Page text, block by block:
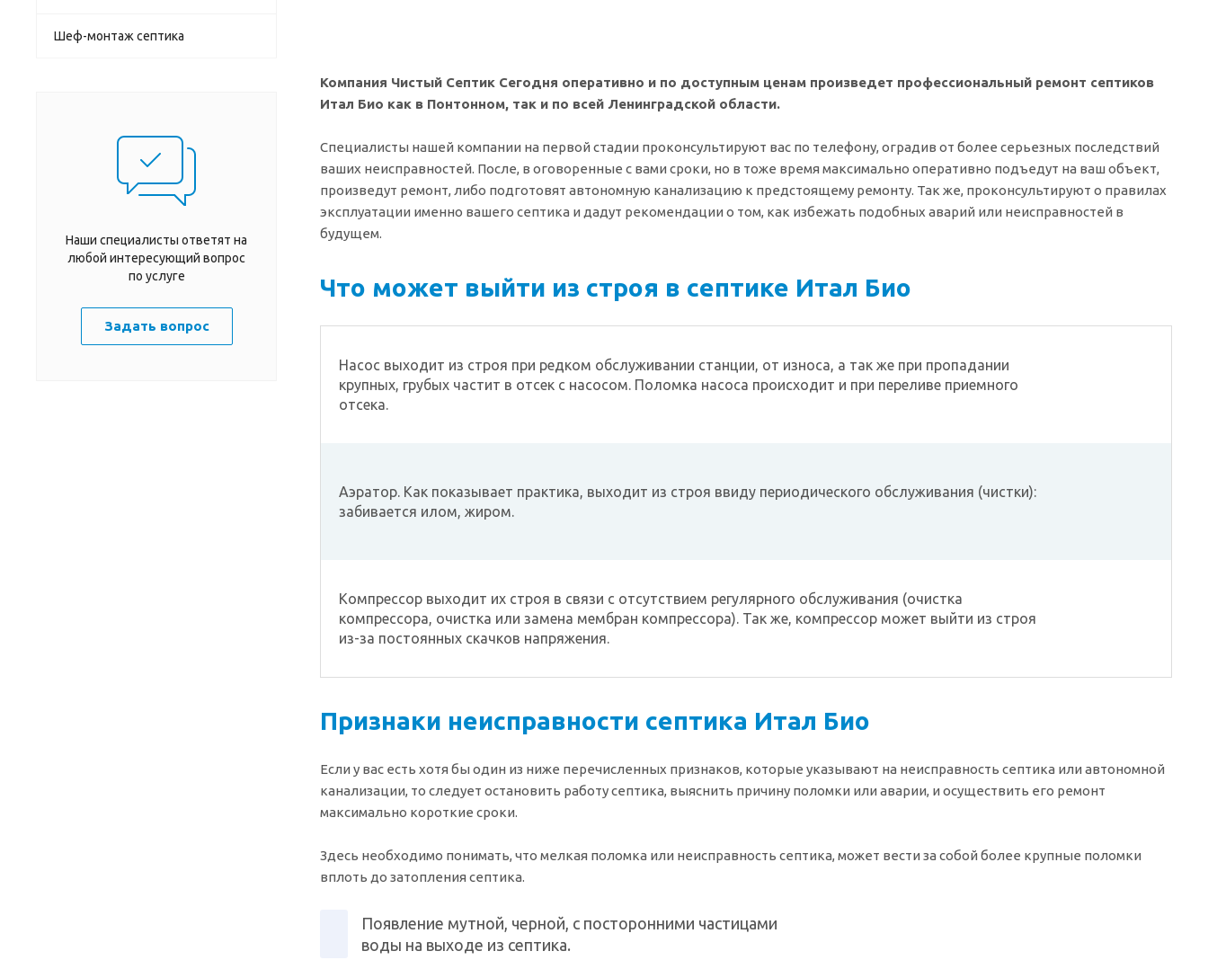
Компания Чистый Септик Сегодня оперативно и по доступным ценам произведет профессиональный ремонт септиков
Итал Био как в Понтонном, так и по всей Ленинградской области.
Специалисты нашей компании на первой стадии проконсультируют вас по телефону, оградив от более серьезных последствий
ваших неисправностей. После, в оговоренные с вами сроки, но в тоже время максимально оперативно подъедут на ваш объект,
произведут ремонт, либо подготовят автономную канализацию к предстоящему ремонту. Так же, проконсультируют о правилах
эксплуатации именно вашего септика и дадут рекомендации о том, как избежать подобных аварий или неисправностей в
будущем.
Что может выйти из строя в септике Итал Био
Насос выходит из строя при редком обслуживании станции, от износа, а так же при пропадании
крупных, грубых частит в отсек с насосом. Поломка насоса происходит и при переливе приемного
отсека.
Аэратор. Как показывает практика, выходит из строя ввиду периодического обслуживания (чистки):
забивается илом, жиром.
Компрессор выходит их строя в связи с отсутствием регулярного обслуживания (очистка
компрессора, очистка или замена мембран компрессора). Так же, компрессор может выйти из строя
из-за постоянных скачков напряжения.
Признаки неисправности септика Итал Био
Если у вас есть хотя бы один из ниже перечисленных признаков, которые указывают на неисправность септика или автономной
канализации, то следует остановить работу септика, выяснить причину поломки или аварии, и осуществить его ремонт
максимально короткие сроки.
Здесь необходимо понимать, что мелкая поломка или неисправность септика, может вести за собой более крупные поломки
вплоть до затопления септика.
Появление мутной, черной, с посторонними частицами
воды на выходе из септика.
Шеф-монтаж септика
Наши специалисты ответят на
любой интересующий вопрос
по услуге
Задать вопрос